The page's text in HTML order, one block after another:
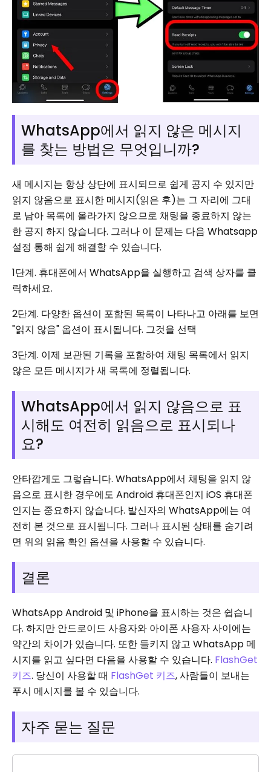
WhatsApp에서 읽지 않은 메시지
를 찾는 방법은 무엇입니까?
새 메시지는 항상 상단에 표시되므로 쉽게 공지 수 있지만
읽지 않음으로 표시한 메시지(읽은 후)는 그 자리에 그대
로 남아 목록에 올라가지 않으므로 채팅을 종료하지 않는
한 공지 하지 않습니다. 그러나 이 문제는 다음 Whatsapp
설정 통해 쉽게 해결할 수 있습니다.
1단계. 휴대폰에서 WhatsApp을 실행하고 검색 상자를 클
릭하세요.
2단계. 다양한 옵션이 포함된 목록이 나타나고 아래를 보면
"읽지 않음" 옵션이 표시됩니다. 그것을 선택
3단계. 이제 보관된 기록을 포함하여 채팅 목록에서 읽지
않은 모든 메시지가 새 목록에 정렬됩니다.
WhatsApp에서 읽지 않음으로 표
시해도 여전히 읽음으로 표시되나
요?
안타깝게도 그렇습니다. WhatsApp에서 채팅을 읽지 않
음으로 표시한 경우에도 Android 휴대폰인지 iOS 휴대폰
인지는 중요하지 않습니다. 발신자의 WhatsApp에는 여
전히 본 것으로 표시됩니다. 그러나 표시된 상태를 숨기려
면 위의 읽음 확인 옵션을 사용할 수 있습니다.
결론
WhatsApp Android 및 iPhone을 표시하는 것은 쉽습니
다. 하지만 안드로이드 사용자와 아이폰 사용자 사이에는
약간의 차이가 있습니다. 또한 들키지 않고 WhatsApp 메
시지를 읽고 싶다면 다음을 사용할 수 있습니다. FlashGet
키즈. 당신이 사용할 때 FlashGet 키즈, 사람들이 보내는
푸시 메시지를 볼 수 있습니다.
자주 묻는 질문